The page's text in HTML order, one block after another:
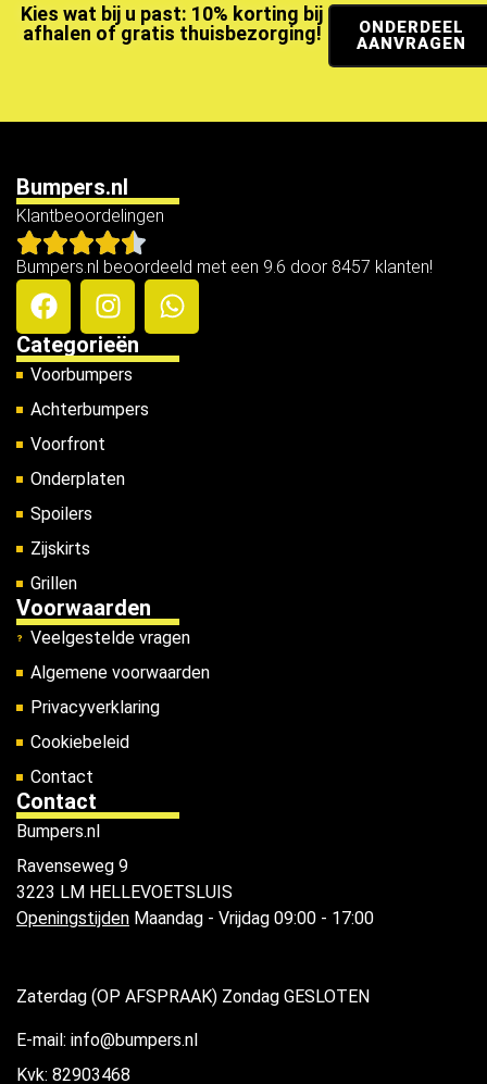
Kies wat bij u past: 10% korting bij
afhalen of gratis thuisbezorging!
ONDERDEEL
AANVRAGEN
Bumpers.nl
Klantbeoordelingen
Bumpers.nl beoordeeld met een 9.6 door 8457 klanten!
Categorieën
Voorbumpers
Achterbumpers
Voorfront
Onderplaten
Spoilers
Zijskirts
Grillen
Voorwaarden
Veelgestelde vragen
Algemene voorwaarden
Privacyverklaring
Cookiebeleid
Contact
Contact
Bumpers.nl
Ravenseweg 9
3223 LM HELLEVOETSLUIS
Openingstijden Maandag - Vrijdag 09:00 - 17:00
Zaterdag (OP AFSPRAAK) Zondag GESLOTEN
E-mail: info@bumpers.nl
Kvk: 82903468